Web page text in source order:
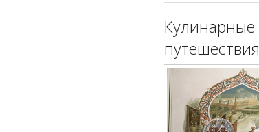
Кулинарные
путешествия